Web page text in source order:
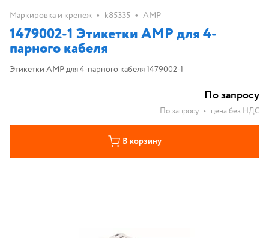
Маркировка и крепеж • k85335 • AMP
1479002-1 Этикетки AMP для 4-
парного кабеля
Этикетки AMP для 4-парного кабеля 1479002-1
По запросу
По запросу • цена без НДС
В корзину